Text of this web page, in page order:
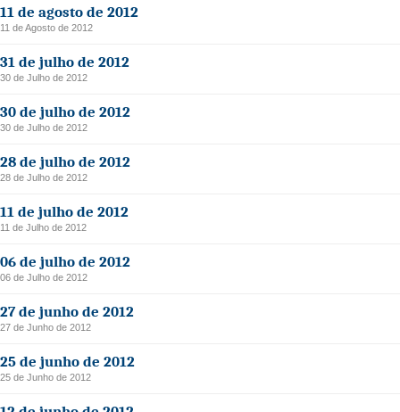
11 de agosto de 2012
11 de Agosto de 2012
31 de julho de 2012
30 de Julho de 2012
30 de julho de 2012
30 de Julho de 2012
28 de julho de 2012
28 de Julho de 2012
11 de julho de 2012
11 de Julho de 2012
06 de julho de 2012
06 de Julho de 2012
27 de junho de 2012
27 de Junho de 2012
25 de junho de 2012
25 de Junho de 2012